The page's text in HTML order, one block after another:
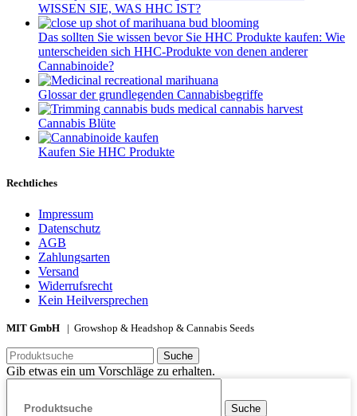
WISSEN SIE, WAS HHC IST?
Das sollten Sie wissen bevor Sie HHC Produkte kaufen: Wie
unterscheiden sich HHC-Produkte von denen anderer
Cannabinoide?
Glossar der grundlegenden Cannabisbegriffe
Cannabis Blüte
Kaufen Sie HHC Produkte
Rechtliches
Impressum
Datenschutz
AGB
Zahlungsarten
Versand
Widerrufsrecht
Kein Heilversprechen
MIT GmbH | Growshop & Headshop & Cannabis Seeds
Suche
Gib etwas ein um Vorschläge zu erhalten.
Suche